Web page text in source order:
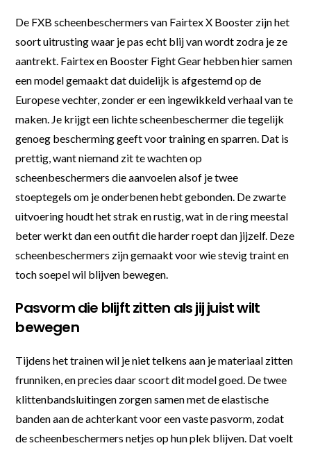
De FXB scheenbeschermers van Fairtex X Booster zijn het
soort uitrusting waar je pas echt blij van wordt zodra je ze
aantrekt. Fairtex en Booster Fight Gear hebben hier samen
een model gemaakt dat duidelijk is afgestemd op de
Europese vechter, zonder er een ingewikkeld verhaal van te
maken. Je krijgt een lichte scheenbeschermer die tegelijk
genoeg bescherming geeft voor training en sparren. Dat is
prettig, want niemand zit te wachten op
scheenbeschermers die aanvoelen alsof je twee
stoeptegels om je onderbenen hebt gebonden. De zwarte
uitvoering houdt het strak en rustig, wat in de ring meestal
beter werkt dan een outfit die harder roept dan jijzelf. Deze
scheenbeschermers zijn gemaakt voor wie stevig traint en
toch soepel wil blijven bewegen.
Pasvorm die blijft zitten als jij juist wilt
bewegen
Tijdens het trainen wil je niet telkens aan je materiaal zitten
frunniken, en precies daar scoort dit model goed. De twee
klittenbandsluitingen zorgen samen met de elastische
banden aan de achterkant voor een vaste pasvorm, zodat
de scheenbeschermers netjes op hun plek blijven. Dat voelt